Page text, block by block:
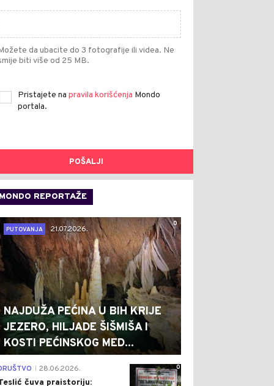
da ubacite do 3 fotografije ili videa. Ne
biti više od 25 MB.
Pristajete na pravila korišćenja Mondo
portala.
POŠALJI
MONDO REPORTAŽE
0
PUTOVANJA
21.07.2026.
NAJDUŽA PEĆINA U BIH KRIJE
JEZERO, HILJADE ŠIŠMIŠA I
KOSTI PEĆINSKOG MED...
0
28.06.2026.
čuva praistoriju: